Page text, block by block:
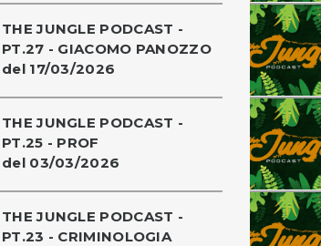
THE JUNGLE PODCAST -
PT.27 - GIACOMO PANOZZO
del 17/03/2026
THE JUNGLE PODCAST -
PT.25 - PROF
del 03/03/2026
THE JUNGLE PODCAST -
PT.23 - CRIMINOLOGIA